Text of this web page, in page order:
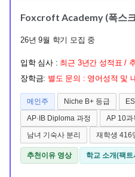
Foxcroft Academy (폭스
26년 9월 학기 모집 중
입학 심사 : 최근 3년간 성적표 /
장학금: 별도 문의 : 영어성적 및
메인주 Niche B+ 등급
AP·IB Diploma 과정
AP 10과
남녀 기숙사 분리
재학생 416
추천이유 영상 학교 소개(팩트